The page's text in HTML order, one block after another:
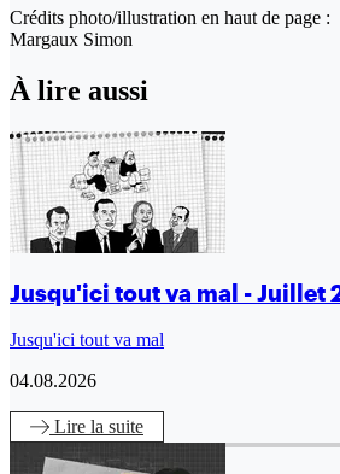
Crédits photo/illustration en haut de page :
Margaux Simon
À lire aussi
Jusqu'ici tout va mal - Juillet
Jusqu'ici tout va mal
04.08.2026
Lire la suite